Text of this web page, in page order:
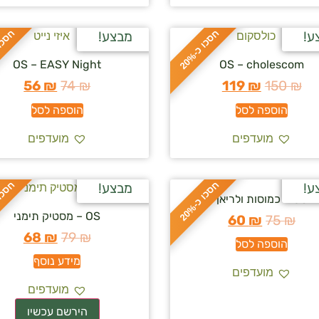
ח
ס
כ
ו
כ
-
2
0
%
OS – cholescom
150₪
119 ₪
הוספה לסל
מועדפים
מבצע!
OS – EASY Night
74₪
56 ₪
הוספה לסל
מועדפים
ח
ס
כ
ו
כ
-
2
0
%
75₪
60 ₪
הוספה לסל
מועדפים
מבצע!
OS – מסטיק תימני
79₪
68 ₪
מידע נוסף
מועדפים